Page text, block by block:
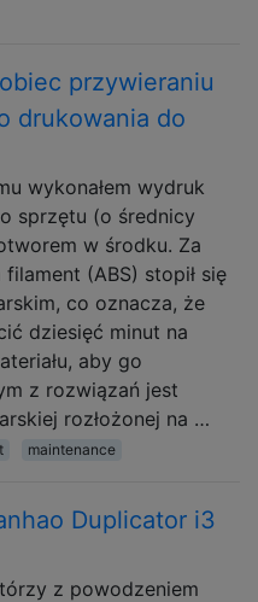
przywieraniu
drukowania do
wykonałem wydruk
sprzętu (o średnicy
w środku. Za
(ABS) stopił się
co oznacza, że
dziesięć minut na
aby go
z rozwiązań jest
rozłożonej na …
maintenance
Duplicator i3
z powodzeniem